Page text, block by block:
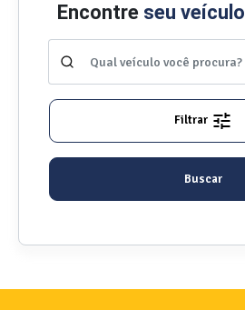
Encontre seu veículo
Filtrar
Buscar